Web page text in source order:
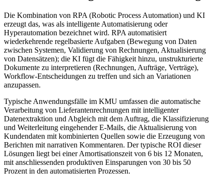
Die Kombination von RPA (Robotic Process Automation) und KI
erzeugt das, was als intelligente Automatisierung oder
Hyperautomation bezeichnet wird. RPA automatisiert
wiederkehrende regelbasierte Aufgaben (Bewegung von Daten
zwischen Systemen, Validierung von Rechnungen, Aktualisierung
von Datensätzen); die KI fügt die Fähigkeit hinzu, unstrukturierte
Dokumente zu interpretieren (Rechnungen, Aufträge, Verträge),
Workflow-Entscheidungen zu treffen und sich an Variationen
anzupassen.
Typische Anwendungsfälle im KMU umfassen die automatische
Verarbeitung von Lieferantenrechnungen mit intelligenter
Datenextraktion und Abgleich mit dem Auftrag, die Klassifizierung
und Weiterleitung eingehender E-Mails, die Aktualisierung von
Kundendaten mit kombinierten Quellen sowie die Erzeugung von
Berichten mit narrativen Kommentaren. Der typische ROI dieser
Lösungen liegt bei einer Amortisationszeit von 6 bis 12 Monaten,
mit anschliessenden produktiven Einsparungen von 30 bis 50
Prozent in den automatisierten Prozessen.